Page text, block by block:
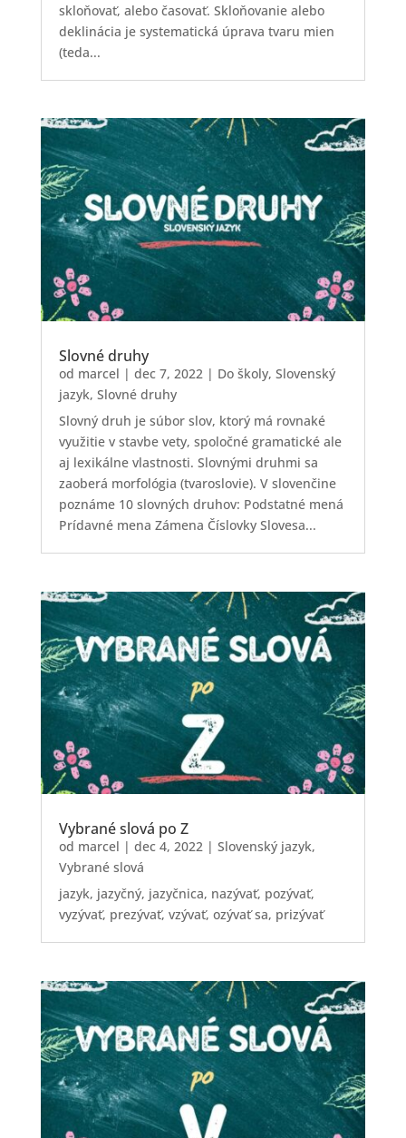
skloňovať, alebo časovať. Skloňovanie alebo
deklinácia je systematická úprava tvaru mien
(teda...
Slovné druhy
od marcel | dec 7, 2022| Do školy, Slovenský
jazyk, Slovné druhy
Slovný druh je súbor slov, ktorý má rovnaké
využitie v stavbe vety, spoločné gramatické ale
aj lexikálne vlastnosti. Slovnými druhmi sa
zaoberá morfológia (tvaroslovie). V slovenčine
poznáme 10 slovných druhov: Podstatné mená
Prídavné mena Zámena Číslovky Slovesa...
Vybrané slová po Z
od marcel | dec 4, 2022| Slovenský jazyk,
Vybrané slová
jazyk, jazyčný, jazyčnica, nazývať, pozývať,
vyzývať, prezývať, vzývať, ozývať sa, prizývať